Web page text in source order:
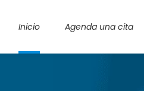
Inicio Agenda una cita